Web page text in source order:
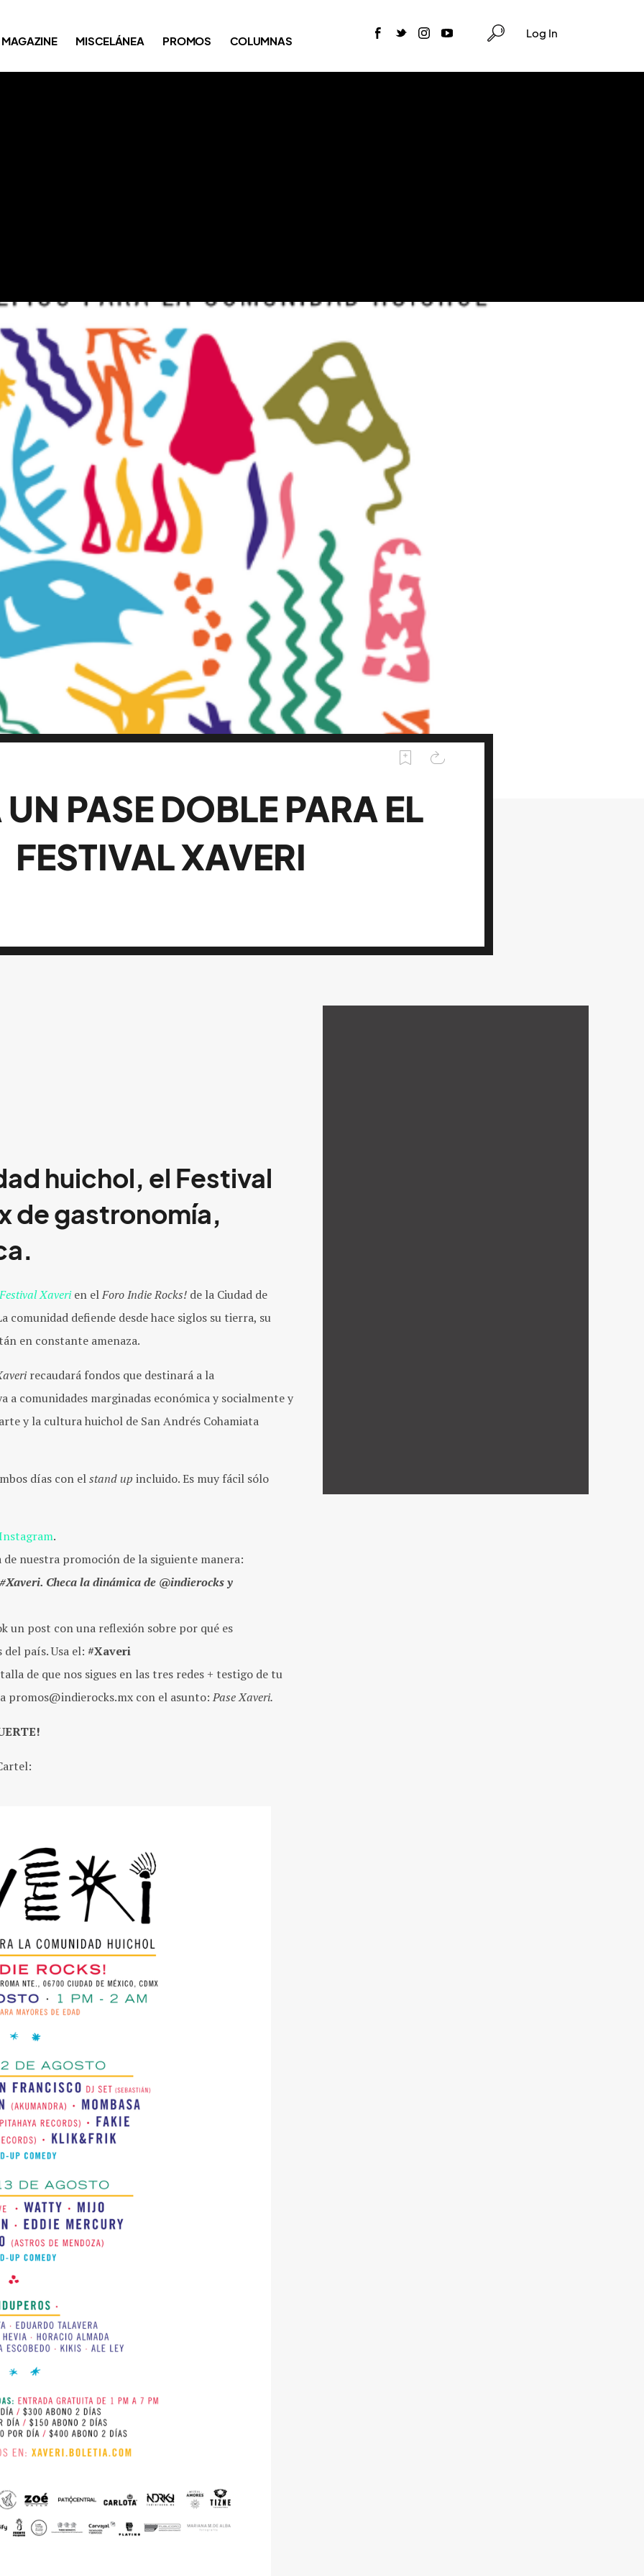
MAGAZINE MISCELÁNEA PROMOS COLUMNAS
Log In
PASE DOBLE PARA EL
FESTIVAL XAVERI
huichol, el Festival
de gastronomía,
Festival Xaverien elForo Indie Rocks! de la Ciudad de
defiende desde hace siglos su tierra, su
en constante amenaza.
recaudará fondos que destinará a la
a comunidades marginadas económica y socialmente y
y la cultura huichol de San Andrés Cohamiata
días con elstand up incluido. Es muy fácil sólo
.
nuestra promoción de la siguiente manera:
Checa la dinámica de @indierocks y
un post con una reflexión sobre por qué es
país. Usa el: #Xaveri
de que nos sigues en las tres redes + testigo de tu
con el asunto: Pase Xaveri.